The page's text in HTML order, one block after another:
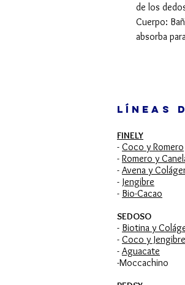
de los
Cuerpo:
absorba
LÍNEAS
FINELY
- Coco y Romero
- Romero y
- Avena y
- Jengibre
- Bio-Cacao
SEDOSO
- Biotina y
- Coco y Jengibre
- Aguacate
-Moccachino